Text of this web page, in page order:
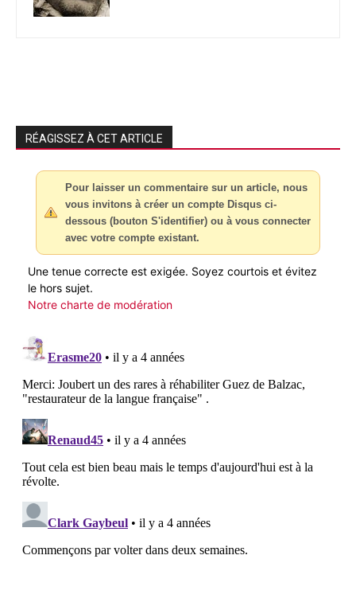
RÉAGISSEZ À CET ARTICLE
Pour laisser un commentaire sur un article, nous
vous invitons à créer un compte Disqus ci-
dessous (bouton S'identifier) ou à vous connecter
avec votre compte existant.
Une tenue correcte est exigée. Soyez courtois et évitez
le hors sujet.
Notre charte de modération